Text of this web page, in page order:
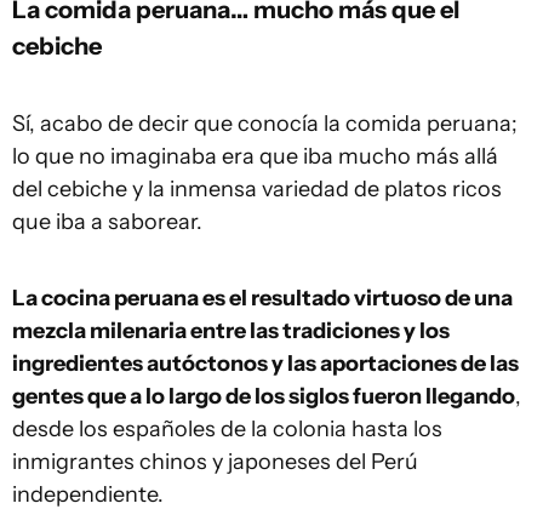
La comida peruana… mucho más que el
cebiche
Sí, acabo de decir que conocía la comida peruana;
lo que no imaginaba era que iba mucho más allá
del cebiche y la inmensa variedad de platos ricos
que iba a saborear.
La cocina peruana es el resultado virtuoso de una
mezcla milenaria entre las tradiciones y los
ingredientes autóctonos y las aportaciones de las
gentes que a lo largo de los siglos fueron llegando,
desde los españoles de la colonia hasta los
inmigrantes chinos y japoneses del Perú
independiente.